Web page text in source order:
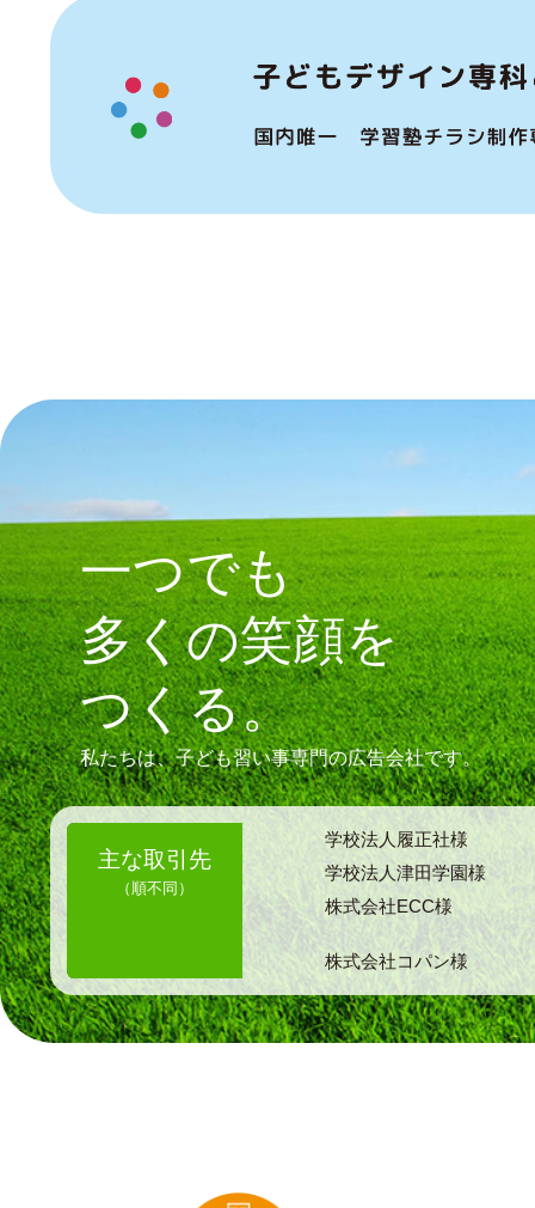
一つでも
多くの笑顔を
つくる。
私たちは、子ども習い事専門の広告会社です。
主な取引先
（順不同）
学校法人履正社様
学校法人津田学園様
株式会社ECC様
株式会社コパン様